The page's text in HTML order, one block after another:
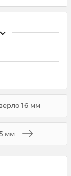
16 мм
мм